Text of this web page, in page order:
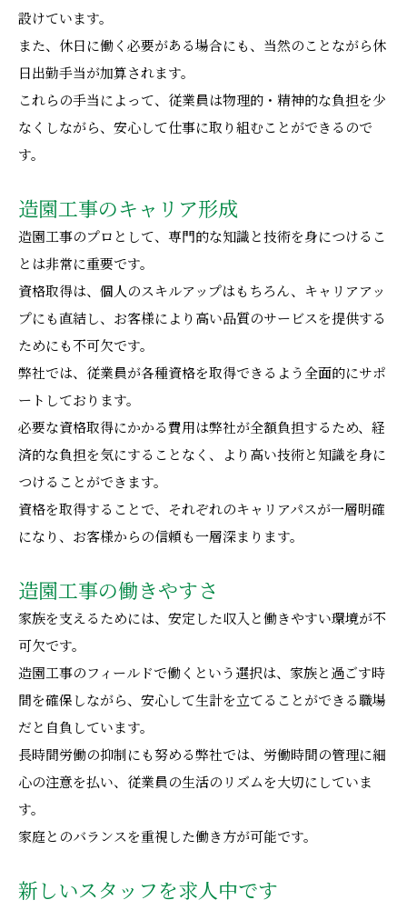
設けています。
また、休日に働く必要がある場合にも、当然のことながら休
日出勤手当が加算されます。
これらの手当によって、従業員は物理的・精神的な負担を少
なくしながら、安心して仕事に取り組むことができるので
す。
造園工事のキャリア形成
造園工事のプロとして、専門的な知識と技術を身につけるこ
とは非常に重要です。
資格取得は、個人のスキルアップはもちろん、キャリアアッ
プにも直結し、お客様により高い品質のサービスを提供する
ためにも不可欠です。
弊社では、従業員が各種資格を取得できるよう全面的にサポ
ートしております。
必要な資格取得にかかる費用は弊社が全額負担するため、経
済的な負担を気にすることなく、より高い技術と知識を身に
つけることができます。
資格を取得することで、それぞれのキャリアパスが一層明確
になり、お客様からの信頼も一層深まります。
造園工事の働きやすさ
家族を支えるためには、安定した収入と働きやすい環境が不
可欠です。
造園工事のフィールドで働くという選択は、家族と過ごす時
間を確保しながら、安心して生計を立てることができる職場
だと自負しています。
長時間労働の抑制にも努める弊社では、労働時間の管理に細
心の注意を払い、従業員の生活のリズムを大切にしていま
す。
家庭とのバランスを重視した働き方が可能です。
新しいスタッフを求人中です